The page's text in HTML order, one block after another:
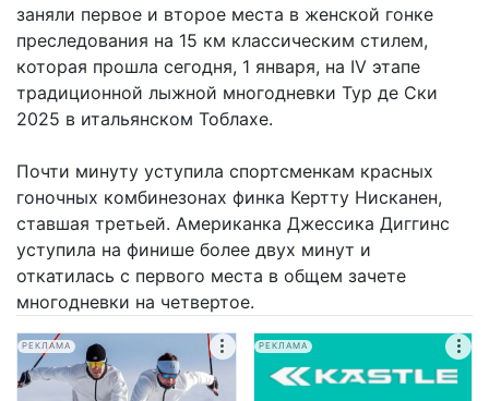
заняли первое и второе места в женской гонке
преследования на 15 км классическим стилем,
которая прошла сегодня, 1 января, на IV этапе
традиционной лыжной многодневки Тур де Ски
2025 в итальянском Тоблахе.
Почти минуту уступила спортсменкам красных
гоночных комбинезонах финка Кертту Нисканен,
ставшая третьей. Американка Джессика Диггинс
уступила на финише более двух минут и
откатилась с первого места в общем зачете
многодневки на четвертое.
РЕКЛАМА РЕКЛАМА